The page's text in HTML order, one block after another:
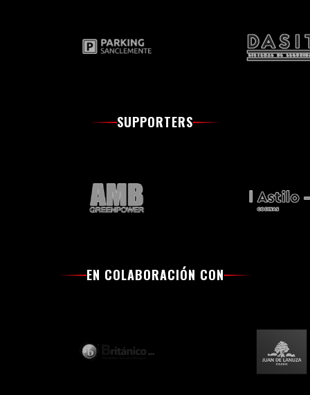
SUPPORTERS
EN COLABORACIÓN CON